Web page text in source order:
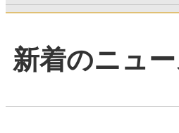
新着のニュ